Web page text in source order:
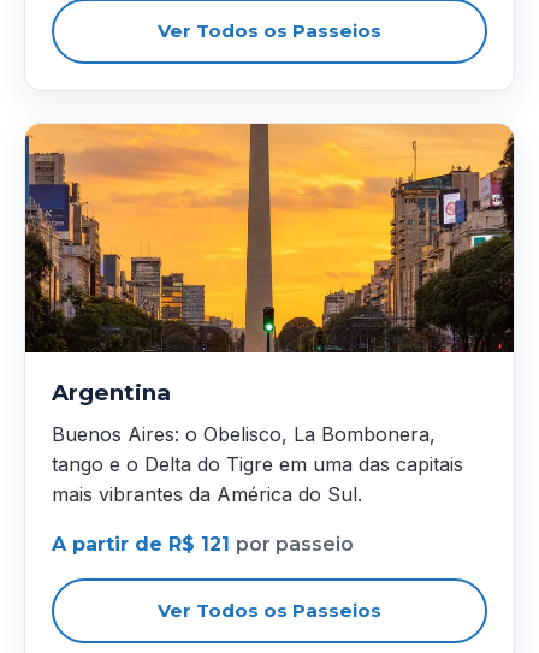
Ver Todos os Passeios
Argentina
Buenos Aires: o Obelisco, La Bombonera,
tango e o Delta do Tigre em uma das capitais
mais vibrantes da América do Sul.
A partir de R$ 121 por passeio
Ver Todos os Passeios